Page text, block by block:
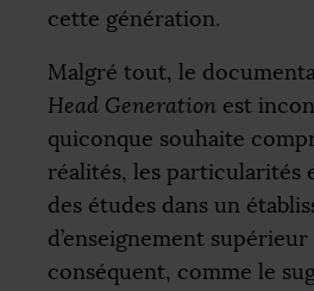
cette génération.
Malgré tout, le
Head Generation est
quiconque souhaite
réalités, les particularités
des études dans un
d’enseignement
conséquent, comme le